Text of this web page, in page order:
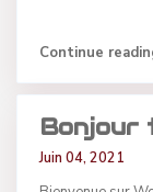
Continue
Bonjour
Juin 04, 2021